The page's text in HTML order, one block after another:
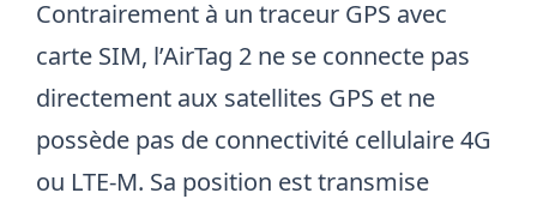
Contrairement à un traceur GPS avec
carte SIM, l’AirTag 2 ne se connecte pas
directement aux satellites GPS et ne
possède pas de connectivité cellulaire 4G
ou LTE-M. Sa position est transmise